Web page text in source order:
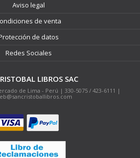
Aviso legal
de venta
de datos
Redes Sociales
LIBROS SAC
de Lima - Perú | 330-5075 / 423-6111 |